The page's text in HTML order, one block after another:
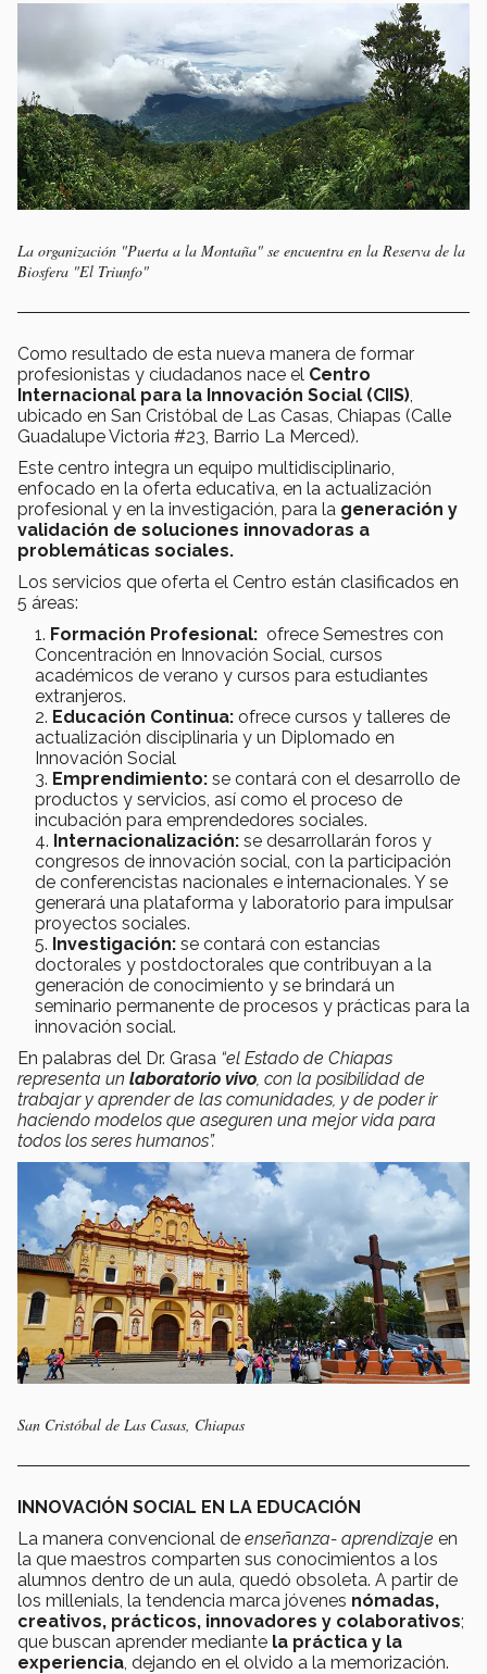
La organización "Puerta a la Montaña" se encuentra en la Reserva de la
Biosfera "El Triunfo"
Como resultado de esta nueva manera de formar
profesionistas y ciudadanos nace el Centro
Internacional para la Innovación Social (CIIS),
ubicado en San Cristóbal de Las Casas, Chiapas (Calle
Guadalupe Victoria #23, Barrio La Merced).
Este centro integra un equipo multidisciplinario,
enfocado en la oferta educativa, en la actualización
profesional y en la investigación, para la generación y
validación de soluciones innovadoras a
problemáticas sociales.
Los servicios que oferta el Centro están clasificados en
5 áreas:
Formación Profesional: ofrece Semestres con
Concentración en Innovación Social, cursos
académicos de verano y cursos para estudiantes
extranjeros.
Educación Continua: ofrece cursos y talleres de
actualización disciplinaria y un Diplomado en
Innovación Social
Emprendimiento: se contará con el desarrollo de
productos y servicios, así como el proceso de
incubación para emprendedores sociales.
Internacionalización: se desarrollarán foros y
congresos de innovación social, con la participación
de conferencistas nacionales e internacionales. Y se
generará una plataforma y laboratorio para impulsar
proyectos sociales.
Investigación: se contará con estancias
doctorales y postdoctorales que contribuyan a la
generación de conocimiento y se brindará un
seminario permanente de procesos y prácticas para la
innovación social.
En palabras del Dr. Grasa “el Estado de Chiapas
representa un laboratorio vivo, con la posibilidad de
trabajar y aprender de las comunidades, y de poder ir
haciendo modelos que aseguren una mejor vida para
todos los seres humanos”.
San Cristóbal de Las Casas, Chiapas
INNOVACIÓN SOCIAL EN LA EDUCACIÓN
La manera convencional de enseñanza- aprendizaje en
la que maestros comparten sus conocimientos a los
alumnos dentro de un aula, quedó obsoleta. A partir de
los millenials, la tendencia marca jóvenes nómadas,
creativos, prácticos, innovadores y colaborativos;
que buscan aprender mediante la práctica y la
experiencia , dejando en el olvido a la memorización.